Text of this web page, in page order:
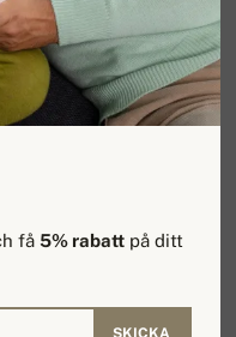
få5% rabatt på ditt
SKICKA